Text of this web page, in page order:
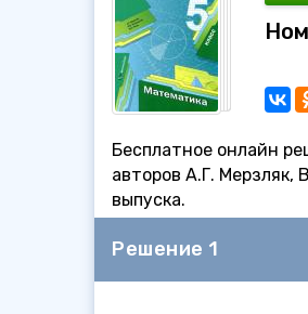
Бесплатное онлайн
авторов А.Г. Мерзляк,
выпуска.
Решение 1